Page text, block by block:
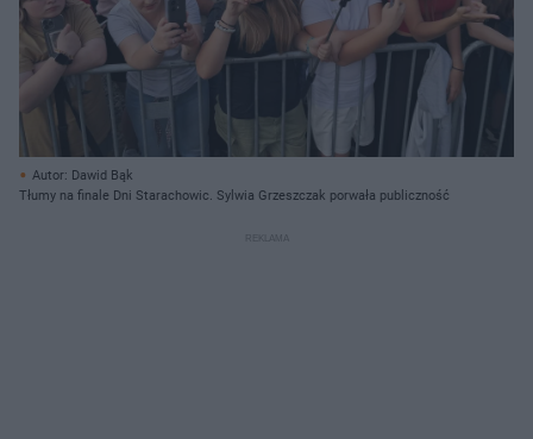
Autor: Dawid Bąk
Tłumy na finale Dni Starachowic. Sylwia Grzeszczak porwała publiczność